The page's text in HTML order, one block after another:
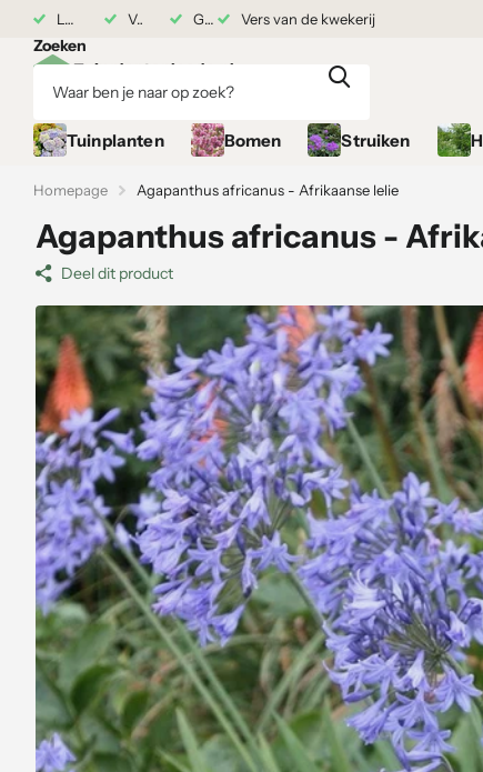
Levering vanaf 17 augustus Vers van de kwekerij Grond gekocht = Plantgarantie Vers van de kwekerij
Zoeken
Tuinplanten Bomen Struiken
Homepage Agapanthus africanus - Afrikaanse lelie
Agapanthus africanus -
Deel dit product